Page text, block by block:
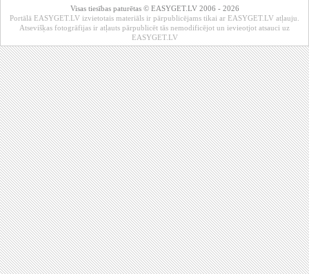
Visas tiesības paturētas © EASYGET.LV 2006 - 2026
Portālā EASYGET.LV izvietotais materiāls ir pārpublicējams tikai ar EASYGET.LV atļauju.
Atsevišķas fotogrāfijas ir atļauts pārpublicēt tās nemodificējot un ievieotjot atsauci uz
EASYGET.LV